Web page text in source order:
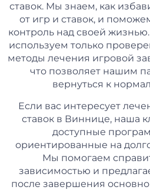
ставок. Мы знаем, как
от игр и ставок, и
контроль над своей
используем только
методы лечения игровой
что позволяет нашим
вернуться к
Если вас интересует
ставок в Виннице, наша
доступные
ориентированные на
Мы помогаем
зависимостью и
после завершения